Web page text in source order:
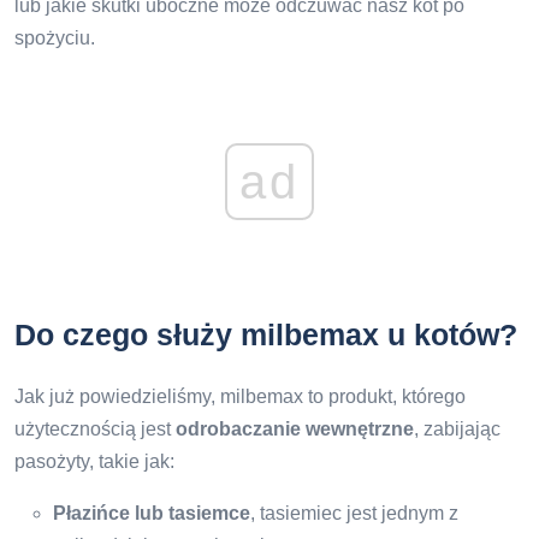
lub jakie skutki uboczne może odczuwać nasz kot po
spożyciu.
ad
Do czego służy milbemax u kotów?
Jak już powiedzieliśmy, milbemax to produkt, którego
użytecznością jestodrobaczanie wewnętrzne, zabijając
pasożyty, takie jak:
Płazińce lub tasiemce, tasiemiec jest jednym z